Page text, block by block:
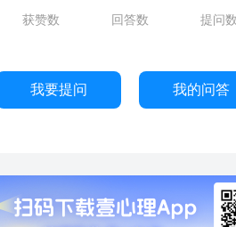
获赞数 回答数 提问数
我要提问 我的问答